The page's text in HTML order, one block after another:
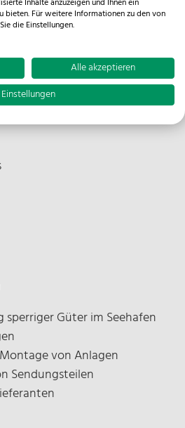
Güter im Seehafen
von Anlagen
Sendungsteilen
Inhalte anzuzeigen und Ihnen ein
bieten. Für weitere Informationen zu den von
die Einstellungen.
Alle akzeptieren
Einstellungen